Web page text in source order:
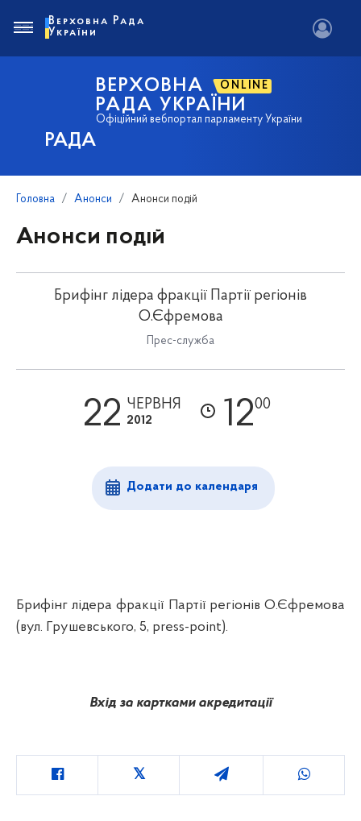
РАДА
ВЕРХОВНА ONLINE
РАДА УКРАЇНИ
Офіційний вебпортал парламенту України
Верховна Рада
України
Головна Анонси Анонси подій
Анонси подій
Брифінг лідера фракції Партії регіонів
О.Єфремова
Прес-служба
22 ЧЕРВНЯ
2012 1200
Додати до календаря
Брифінг лідера фракції Партії регіонів О.Єфремова
(вул. Грушевського, 5, press-point).
Вхід за картками акредитації